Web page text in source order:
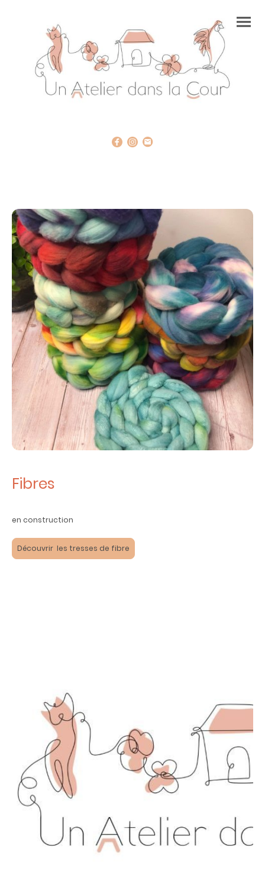
Fibres
en construction
Découvrir les tresses de fibre